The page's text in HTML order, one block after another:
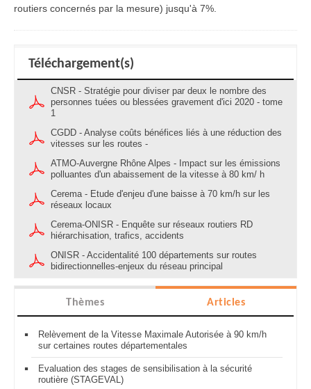
routiers concernés par la mesure) jusqu'à 7%.
Téléchargement(s)
CNSR - Stratégie pour diviser par deux le nombre des
personnes tuées ou blessées gravement d'ici 2020 - tome
1
CGDD - Analyse coûts bénéfices liés à une réduction des
vitesses sur les routes -
ATMO-Auvergne Rhône Alpes - Impact sur les émissions
polluantes d'un abaissement de la vitesse à 80 km/ h
Cerema - Etude d'enjeu d'une baisse à 70 km/h sur les
réseaux locaux
Cerema-ONISR - Enquête sur réseaux routiers RD
hiérarchisation, trafics, accidents
ONISR - Accidentalité 100 départements sur routes
bidirectionnelles-enjeux du réseau principal
Thèmes Articles
Relèvement de la Vitesse Maximale Autorisée à 90 km/h
sur certaines routes départementales
Evaluation des stages de sensibilisation à la sécurité
routière (STAGEVAL)